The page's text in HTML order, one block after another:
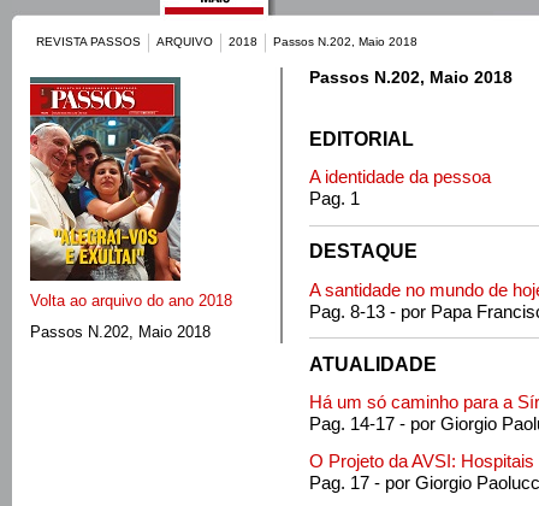
REVISTA PASSOS ARQUIVO 2018 Passos N.202, Maio 2018
Volta ao arquivo do ano 2018
Passos N.202, Maio 2018
Passos N.202, Maio 2018
EDITORIAL
A identidade da pessoa
Pag. 1
DESTAQUE
A santidade no mundo de
Pag. 8-13 - por Papa
ATUALIDADE
Há um só caminho para a
Pag. 14-17 - por Giorgio
O Projeto da AVSI:
Pag. 17 - por Giorgio